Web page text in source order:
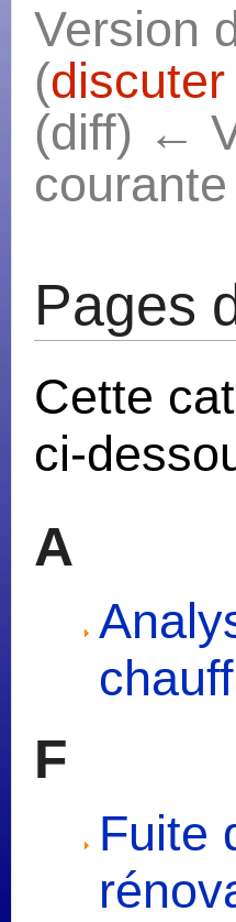
Version
(discuter
(diff) ←
Pages
Cette
ci-
A
F
Fuite